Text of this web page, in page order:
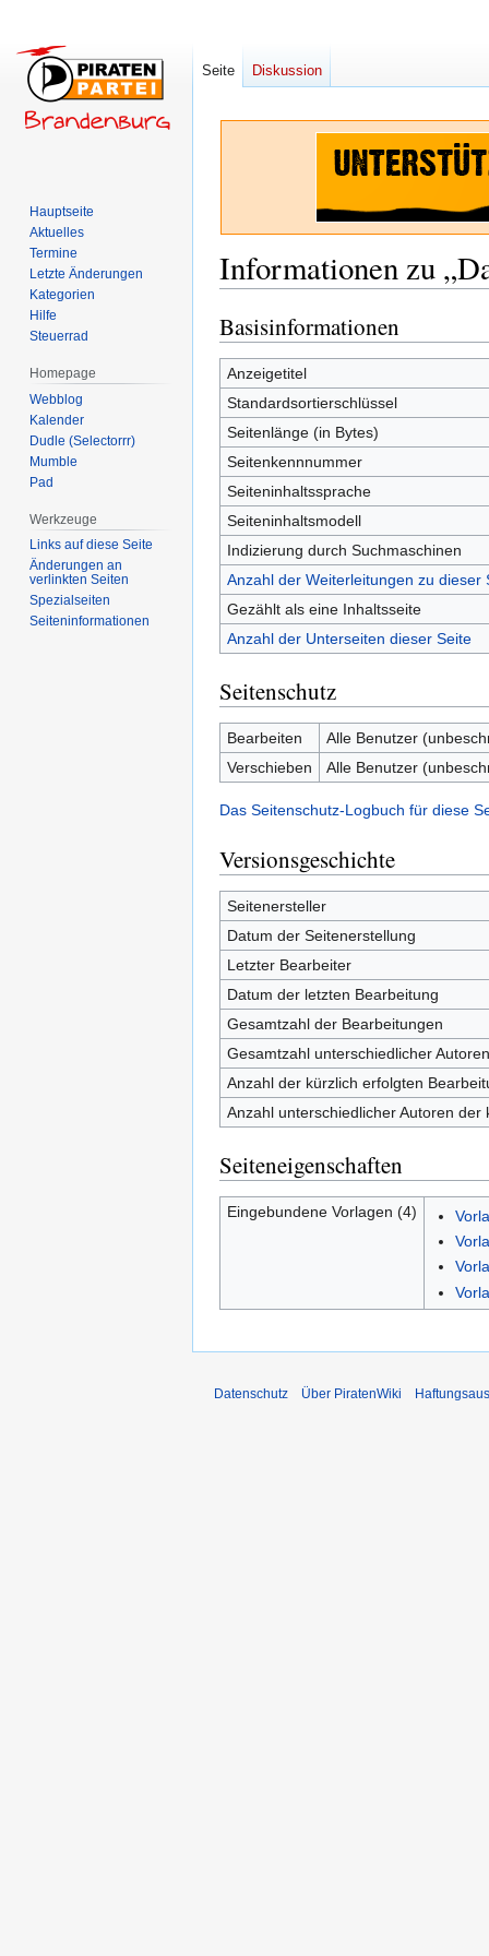
Informationen zu
Zur
Navigation
springen
Zur
Suche
springen
Basisinformationen
Anzeigetitel
Standardsortierschlüssel
Seitenlänge (in Bytes)
Seitenkennnummer
Seiteninhaltssprache
Seiteninhaltsmodell
Indizierung durch Suchmaschinen
Anzahl der Weiterleitungen zu dieser
Gezählt als eine Inhaltsseite
Anzahl der Unterseiten dieser Seite
Seitenschutz
Bearbeiten
Alle Benutzer
Verschieben
Alle Benutzer
Das Seitenschutz-Logbuch für diese
Versionsgeschichte
Seitenersteller
Datum der Seitenerstellung
Letzter Bearbeiter
Datum der letzten Bearbeitung
Gesamtzahl der Bearbeitungen
Gesamtzahl unterschiedlicher Autoren
Anzahl der kürzlich erfolgten
Anzahl unterschiedlicher Autoren
Seiteneigenschaften
Eingebundene Vorlagen (4)
Seite Diskussion
Hauptseite
Aktuelles
Termine
Letzte Änderungen
Kategorien
Hilfe
Steuerrad
Homepage
Webblog
Kalender
Dudle (Selectorrr)
Mumble
Pad
Werkzeuge
Links auf diese Seite
Änderungen an
verlinkten Seiten
Spezialseiten
Seiten­­informationen
Datenschutz Über PiratenWiki